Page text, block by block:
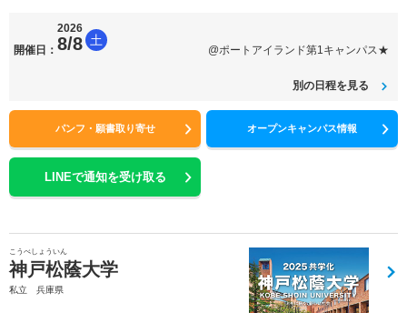
開催日：
2026
8/8 土
@ポートアイランド第1キャンパス★
別の日程を見る
パンフ・願書取り寄せ オープンキャンパス情報
LINEで通知を受け取る
こうべしょういん
神戸松蔭大学
私立 兵庫県